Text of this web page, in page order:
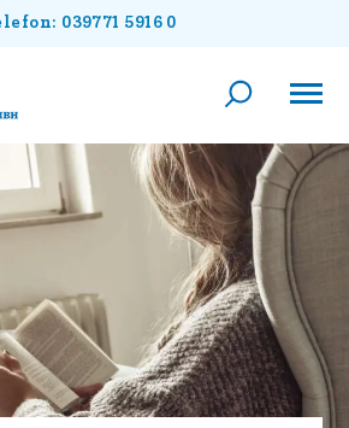
039771 5916 0